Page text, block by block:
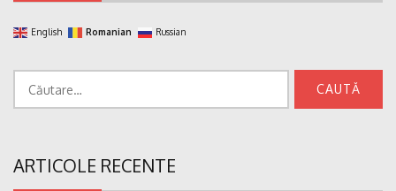
English Romanian Russian
ARTICOLE RECENTE